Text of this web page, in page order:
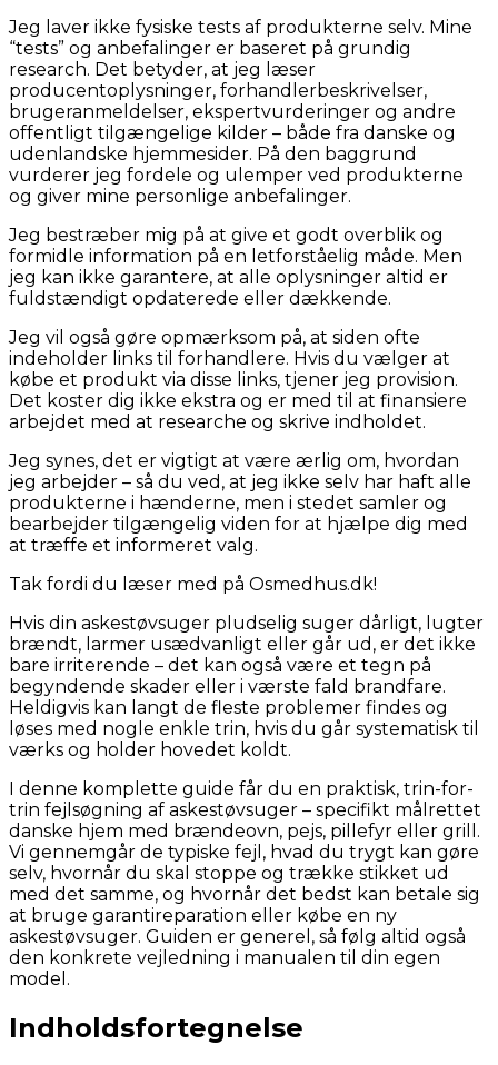
Jeg laver ikke fysiske tests af produkterne selv. Mine
“tests” og anbefalinger er baseret på grundig
research. Det betyder, at jeg læser
producentoplysninger, forhandlerbeskrivelser,
brugeranmeldelser, ekspertvurderinger og andre
offentligt tilgængelige kilder – både fra danske og
udenlandske hjemmesider. På den baggrund
vurderer jeg fordele og ulemper ved produkterne
og giver mine personlige anbefalinger.
Jeg bestræber mig på at give et godt overblik og
formidle information på en letforståelig måde. Men
jeg kan ikke garantere, at alle oplysninger altid er
fuldstændigt opdaterede eller dækkende.
Jeg vil også gøre opmærksom på, at siden ofte
indeholder links til forhandlere. Hvis du vælger at
købe et produkt via disse links, tjener jeg provision.
Det koster dig ikke ekstra og er med til at finansiere
arbejdet med at researche og skrive indholdet.
Jeg synes, det er vigtigt at være ærlig om, hvordan
jeg arbejder – så du ved, at jeg ikke selv har haft alle
produkterne i hænderne, men i stedet samler og
bearbejder tilgængelig viden for at hjælpe dig med
at træffe et informeret valg.
Tak fordi du læser med på Osmedhus.dk!
Hvis din askestøvsuger pludselig suger dårligt, lugter
brændt, larmer usædvanligt eller går ud, er det ikke
bare irriterende – det kan også være et tegn på
begyndende skader eller i værste fald brandfare.
Heldigvis kan langt de fleste problemer findes og
løses med nogle enkle trin, hvis du går systematisk til
værks og holder hovedet koldt.
I denne komplette guide får du en praktisk, trin-for-
trin fejlsøgning af askestøvsuger – specifikt målrettet
danske hjem med brændeovn, pejs, pillefyr eller grill.
Vi gennemgår de typiske fejl, hvad du trygt kan gøre
selv, hvornår du skal stoppe og trække stikket ud
med det samme, og hvornår det bedst kan betale sig
at bruge garantireparation eller købe en ny
askestøvsuger. Guiden er generel, så følg altid også
den konkrete vejledning i manualen til din egen
model.
Indholdsfortegnelse